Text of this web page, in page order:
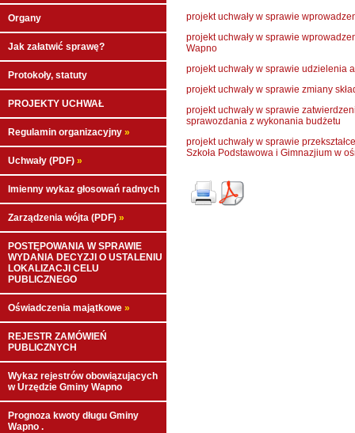
Organy
Jak załatwić sprawę?
Protokoły, statuty
PROJEKTY UCHWAŁ
Regulamin organizacyjny »
Uchwały (PDF) »
Imienny wykaz głosowań radnych
Zarządzenia wójta (PDF) »
POSTĘPOWANIA W SPRAWIE
WYDANIA DECYZJI O USTALENIU
LOKALIZACJI CELU
PUBLICZNEGO
Oświadczenia majątkowe »
REJESTR ZAMÓWIEŃ
PUBLICZNYCH
Wykaz rejestrów obowiązujących
w Urzędzie Gminy Wapno
Prognoza kwoty długu Gminy
Wapno .
projekt uchwały w sprawie
projekt uchwały w sprawie
Wapno
projekt uchwały w sprawie udzielenia
projekt uchwały w sprawie zmiany
projekt uchwały w sprawie
sprawozdania z wykonania budżetu
projekt uchwały w sprawie
Szkoła Podstawowa i Gimnazjium w